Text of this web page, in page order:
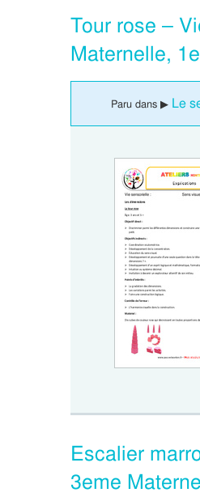
Tour rose –
Maternelle,
Paru dans ▶ Le
Escalier
3eme